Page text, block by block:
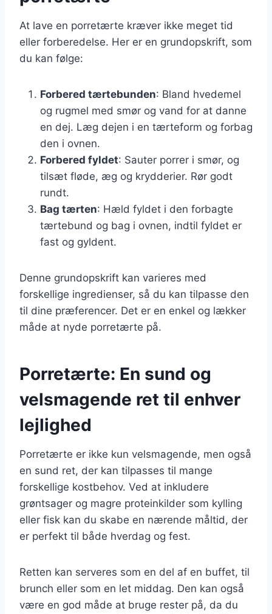
At lave en porretærte kræver ikke meget tid
eller forberedelse. Her er en grundopskrift, som
du kan følge:
Forbered tærtebunden: Bland hvedemel
og rugmel med smør og vand for at danne
en dej. Læg dejen i en tærteform og forbag
den i ovnen.
Forbered fyldet: Sauter porrer i smør, og
tilsæt fløde, æg og krydderier. Rør godt
rundt.
Bag tærten: Hæld fyldet i den forbagte
tærtebund og bag i ovnen, indtil fyldet er
fast og gyldent.
Denne grundopskrift kan varieres med
forskellige ingredienser, så du kan tilpasse den
til dine præferencer. Det er en enkel og lækker
måde at nyde porretærte på.
Porretærte: En sund og
velsmagende ret til enhver
lejlighed
Porretærte er ikke kun velsmagende, men også
en sund ret, der kan tilpasses til mange
forskellige kostbehov. Ved at inkludere
grøntsager og magre proteinkilder som kylling
eller fisk kan du skabe en nærende måltid, der
er perfekt til både hverdag og fest.
Retten kan serveres som en del af en buffet, til
brunch eller som en let middag. Den kan også
være en god måde at bruge rester på, da du